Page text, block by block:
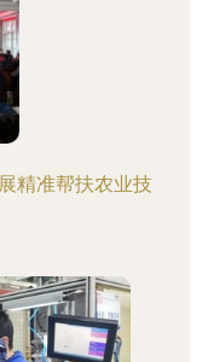
精准帮扶农业技